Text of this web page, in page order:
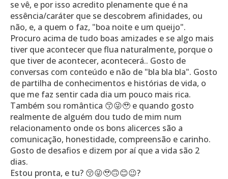
se vê, e por isso acredito plenamente que é na
essência/caráter que se descobrem afinidades, ou
não, e, a quem o faz, "boa noite e um queijo".
Procuro acima de tudo boas amizades e se algo mais
tiver que acontecer que flua naturalmente, porque o
que tiver de acontecer, acontecerá.. Gosto de
conversas com conteúdo e não de "bla bla bla". Gosto
de partilha de conhecimentos e histórias de vida, o
que me faz sentir cada dia um pouco mais rica.
Também sou romântica 😙😜🥹 e quando gosto
realmente de alguém dou tudo de mim num
relacionamento onde os bons alicerces são a
comunicação, honestidade, compreensão e carinho.
Gosto de desafios e dizem por aí que a vida são 2
dias.
Estou pronta, e tu? 😚😜🥹🙃😊😉?